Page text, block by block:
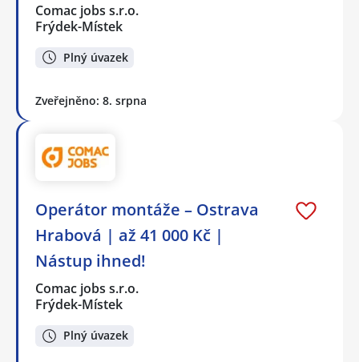
Comac jobs s.r.o.
Frýdek-Místek
Plný úvazek
Zveřejněno: 8. srpna
Operátor montáže – Ostrava
Hrabová | až 41 000 Kč |
Nástup ihned!
Comac jobs s.r.o.
Frýdek-Místek
Plný úvazek